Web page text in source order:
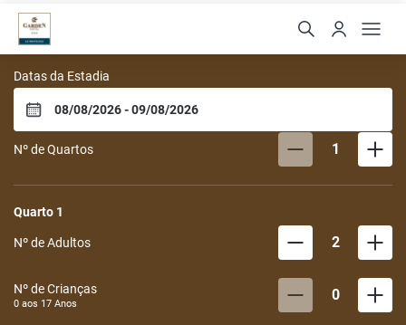
Garden Hotel
Datas da Estadia
Nº de Quartos 1
Quarto 1
Nº de Adultos 2
Nº de Crianças
0 aos 17 Anos 0